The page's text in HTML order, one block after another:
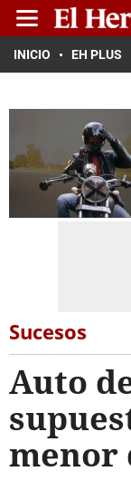
INICIO EH PLUS
Sucesos
Auto
menor